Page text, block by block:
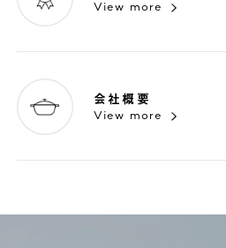
View more
会社概要
View more